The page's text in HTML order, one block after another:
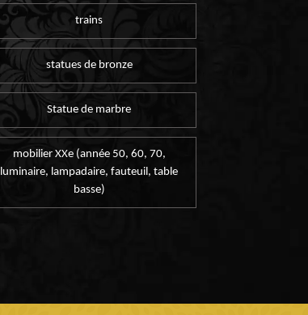
trains
statues de bronze
Statue de marbre
mobilier XXe (année 50, 60, 70,
luminaire, lampadaire, fauteuil, table
basse)